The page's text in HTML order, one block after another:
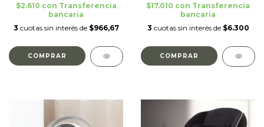
$2.610 con Transferencia
bancaria
3 cuotas sin interés de $966,67
$17.010 con Transferencia
bancaria
3 cuotas sin interés de $6.300
COMPRAR